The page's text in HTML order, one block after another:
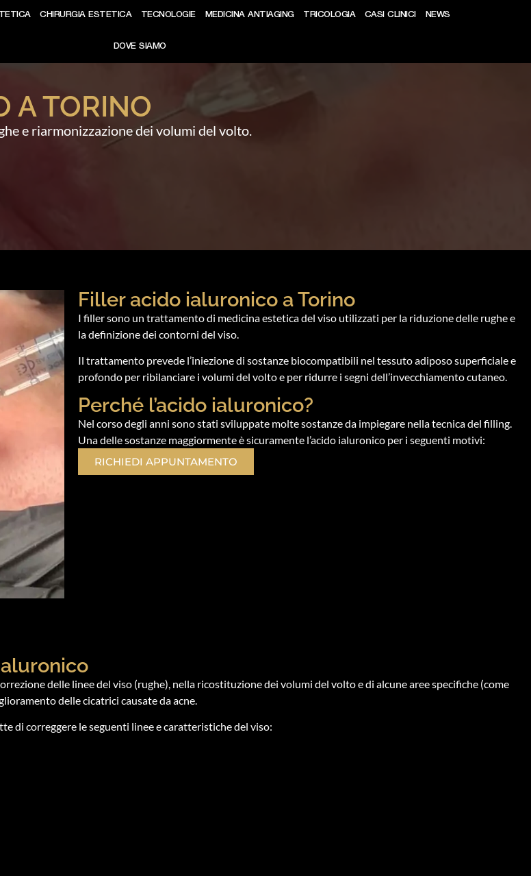
CHIRURGIA ESTETICA TECNOLOGIE MEDICINA ANTIAGING TRICOLOGIA CASI CLINICI NEWS
DOVE SIAMO
A TORINO
e riarmonizzazione dei volumi del volto.
Filler acido ialuronico a Torino
I filler sono un trattamento di medicina estetica del viso utilizzati per la riduzione delle rughe e
la definizione dei contorni del viso.
Il trattamento prevede l’iniezione di sostanze biocompatibili nel tessuto adiposo superficiale e
profondo per ribilanciare i volumi del volto e per ridurre i segni dell’invecchiamento cutaneo.
Perché l’acido ialuronico?
Nel corso degli anni sono stati sviluppate molte sostanze da impiegare nella tecnica del filling.
Una delle sostanze maggiormente è sicuramente l’acido ialuronico per i seguenti motivi:
RICHIEDI APPUNTAMENTO
delle linee del viso (rughe), nella ricostituzione dei volumi del volto e di alcune aree specifiche (come
delle cicatrici causate da acne.
di correggere le seguenti linee e caratteristiche del viso: